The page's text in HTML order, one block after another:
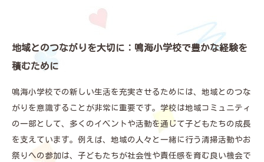
地域とのつながりを大切に：鳴海小学校で豊かな経験を
積むために
鳴海小学校での新しい生活を充実させるためには、地域とのつな
がりを意識することが非常に重要です。学校は地域コミュニティ
の一部として、多くのイベントや活動を通じて子どもたちの成長
を支えています。例えば、地域の人々と一緒に行う清掃活動やお
祭りへの参加は、子どもたちが社会性や責任感を育む良い機会で